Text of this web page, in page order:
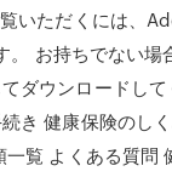
いただくには、
。 お持ちでない場
ダウンロードして
き 健康保険のし
覧 よくある質問